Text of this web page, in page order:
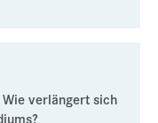
verlängert sich